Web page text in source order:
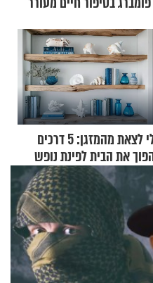
בלי לצאת מהמזגן: 5 דרכים
את הבית לפינת נופש